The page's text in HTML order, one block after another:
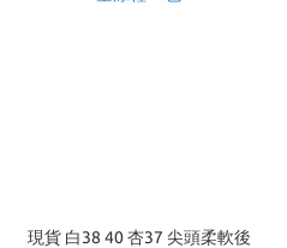
現貨 白38 40 杏37 尖頭柔軟後